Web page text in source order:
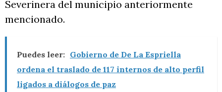
Severinera del municipio anteriormente
mencionado.
Puedes leer: Gobierno de De La Espriella
ordena el traslado de 117 internos de alto perfil
ligados a diálogos de paz